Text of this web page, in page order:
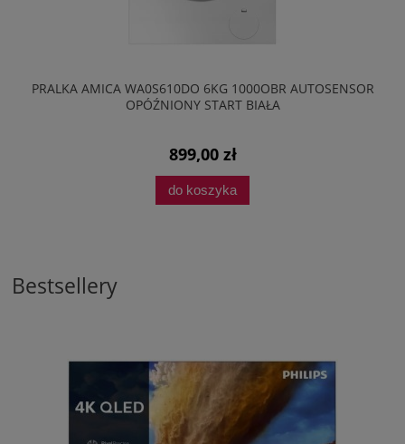
PRALKA AMICA WA0S610DO 6KG 1000OBR AUTOSENSOR
OPÓŹNIONY START BIAŁA
899,00 zł
do koszyka
Bestsellery